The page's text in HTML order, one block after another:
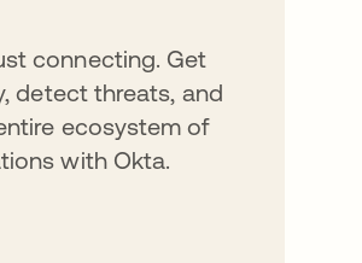
connecting. Get
detect threats, and
ecosystem of
with Okta.